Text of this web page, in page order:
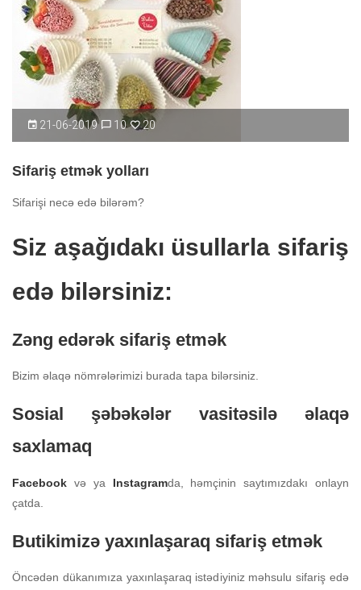
21-06-2019 10 20
Sifariş etmək yolları
Sifarişi necə edə bilərəm?
Siz aşağıdakı üsullarla sifariş
edə bilərsiniz:
Zəng edərək sifariş etmək
Bizim əlaqə nömrələrimizi burada tapa bilərsiniz.
Sosial şəbəkələr vasitəsilə əlaqə
saxlamaq
Facebook və ya Instagramda, həmçinin saytımızdakı onlayn
çatda.
Butikimizə yaxınlaşaraq sifariş etmək
Öncədən dükanımıza yaxınlaşaraq istədiyiniz məhsulu sifariş edə